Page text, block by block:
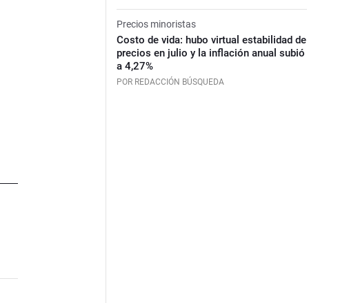
Precios minoristas
Costo de vida: hubo virtual estabilidad de
precios en julio y la inflación anual subió
a 4,27%
POR REDACCIÓN BÚSQUEDA